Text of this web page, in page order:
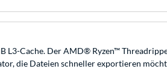
L3-Cache. Der AMD® Ryzen™
die Dateien schneller exportieren